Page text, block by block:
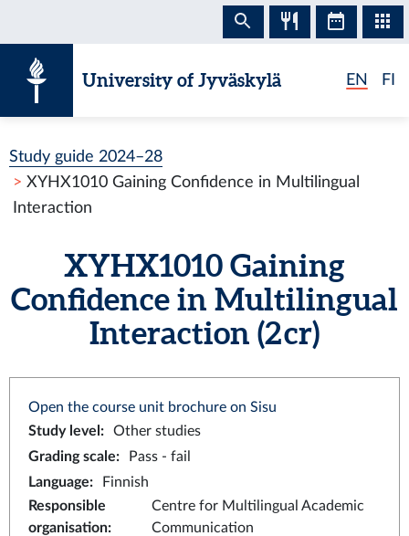
University of Jyväskylä EN FI
Study guide 2024–28
XYHX1010 Gaining Confidence in Multilingual
Interaction
XYHX1010 Gaining
Confidence in Multilingual
Interaction (2 cr)
Open the course unit brochure on Sisu
Study level :
Other studies
Grading scale:
Pass - fail
Language:
Finnish
Responsible
organisation:
Centre for Multilingual Academic
Communication